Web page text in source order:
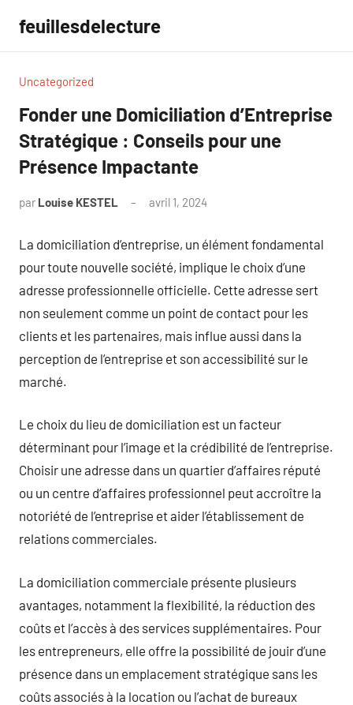
contenu
feuillesdelecture
Uncategorized
Fonder une Domiciliation d’Entreprise
Stratégique : Conseils pour une
Présence Impactante
par Louise KESTEL avril 1, 2024
La domiciliation d’entreprise, un élément fondamental
pour toute nouvelle société, implique le choix d’une
adresse professionnelle officielle. Cette adresse sert
non seulement comme un point de contact pour les
clients et les partenaires, mais influe aussi dans la
perception de l’entreprise et son accessibilité sur le
marché.
Le choix du lieu de domiciliation est un facteur
déterminant pour l’image et la crédibilité de l’entreprise.
Choisir une adresse dans un quartier d’affaires réputé
ou un centre d’affaires professionnel peut accroître la
notoriété de l’entreprise et aider l’établissement de
relations commerciales.
La domiciliation commerciale présente plusieurs
avantages, notamment la flexibilité, la réduction des
coûts et l’accès à des services supplémentaires. Pour
les entrepreneurs, elle offre la possibilité de jouir d’une
présence dans un emplacement stratégique sans les
coûts associés à la location ou l’achat de bureaux